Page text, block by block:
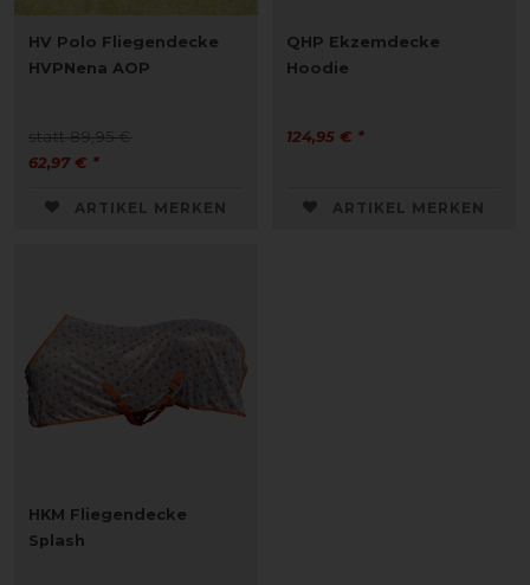
HV Polo Fliegendecke
HVPNena AOP
statt 89,95 €
62,97 € *
ARTIKEL MERKEN
QHP Ekzemdecke
Hoodie
124,95 € *
ARTIKEL MERKEN
HKM Fliegendecke
Splash